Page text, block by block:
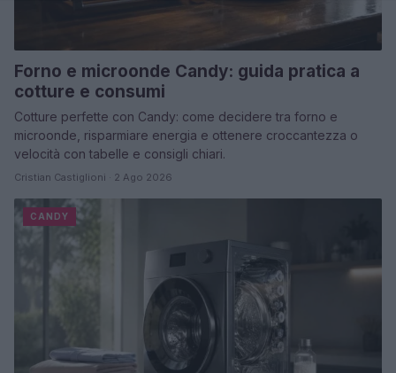
Forno e microonde Candy: guida pratica a
cotture e consumi
Cotture perfette con Candy: come decidere tra forno e
microonde, risparmiare energia e ottenere croccantezza o
velocità con tabelle e consigli chiari.
Cristian Castiglioni · 2 Ago 2026
CANDY